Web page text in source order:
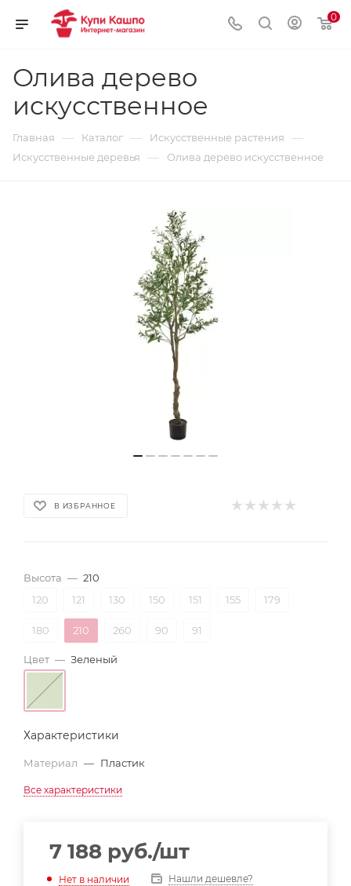
0
Олива дерево
искусственное
Главная — Каталог — Искусственные растения —
Искусственные деревья — Олива дерево искусственное
В ИЗБРАННОЕ
Высота — 210
120
121 130 150 151 155 179
180 210 260 90 91
Цвет — Зеленый
Характеристики
Материал — Пластик
Все характеристики
7 188 руб./шт
Нет в наличии Нашли дешевле?